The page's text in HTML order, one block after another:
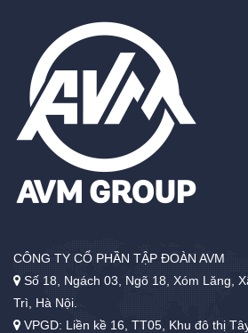
CÔNG TY CỔ PHẦN TẬP ĐOÀN AVM
Số 18, Ngách 03, Ngõ 18, Xóm Lăng,
Trì, Hà Nội.
VPGD: Liền kề 16, TT05, Khu đô thị